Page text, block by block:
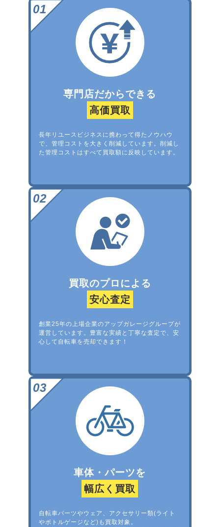
専門店だからできる
高価買取
長年リユースビジネスに携わって得たノウハウ
で、管理コストを大きく削減しています。削減し
た管理コストはすべて買取額に反映しています。
買取のプロによる
安心査定
創業25年の上場企業のアップガレージグループが
運営しています。豊富な実績と丁寧な査定で、安
心して自転車を売却できます！
車体・パーツを
幅広く買取
自転車パーツやウェア、アクセサリー類(ライト
やボトルゲージなど)も買取対象。